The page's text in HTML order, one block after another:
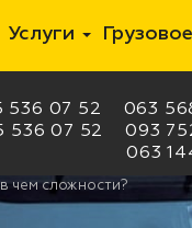
Услуги
536 07 52 063
536 07 52 093
063
чем сложности?